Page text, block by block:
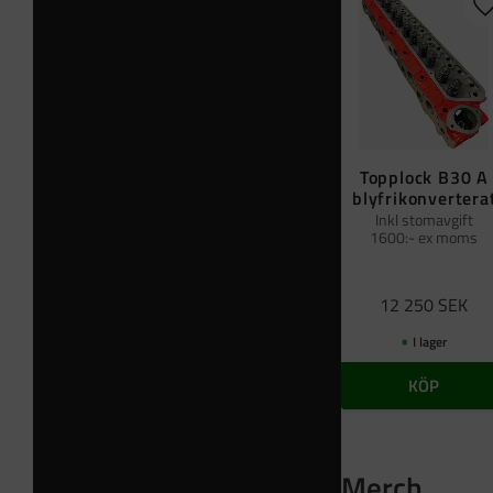
Topplock B30 A
Inkl stomavgift
1600:- ex moms
12 250 SEK
I lager
KÖP